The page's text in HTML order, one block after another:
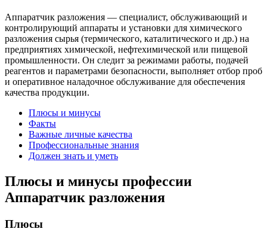
Аппаратчик разложения — специалист, обслуживающий и
контролирующий аппараты и установки для химического
разложения сырья (термического, каталитического и др.) на
предприятиях химической, нефтехимической или пищевой
промышленности. Он следит за режимами работы, подачей
реагентов и параметрами безопасности, выполняет отбор проб
и оперативное наладочное обслуживание для обеспечения
качества продукции.
Плюсы и минусы
Факты
Важные личные качества
Профессиональные знания
Должен знать и уметь
Плюсы и минусы профессии
Аппаратчик разложения
Плюсы